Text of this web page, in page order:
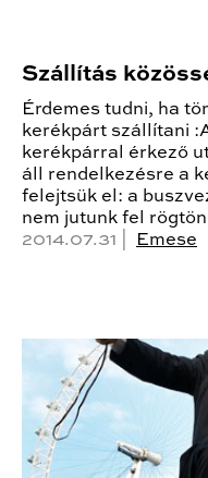
Szállítás
Érdemes tudni, ha
kerékpárt szállítani
kerékpárral érkező
áll rendelkezésre a
felejtsük el: a
nem jutunk fel
2014.07.31 |
Emese